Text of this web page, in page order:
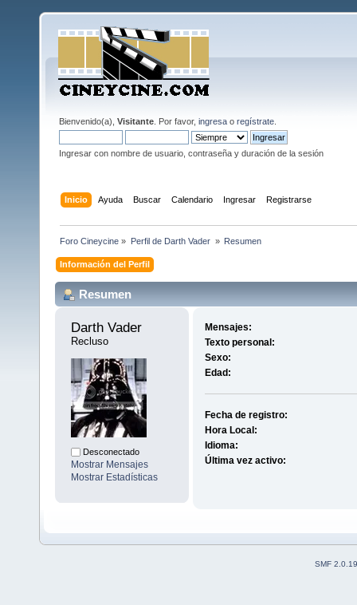
Bienvenido(a), Visitante . Por favor, ingresa o regístrate
Ingresar con nombre de usuario, contraseña y duración de la sesión
Inicio Ayuda Buscar Calendario Ingresar Registrarse
Foro Cineycine » Perfil de Darth Vader » Resumen
Información del Perfil
Resumen
Darth Vader
Recluso
Desconectado
Mostrar Mensajes
Mostrar Estadísticas
Mensajes:
Texto personal:
Sexo:
Edad:
Fecha de registro:
Hora Local:
Idioma:
Última vez activo:
SMF 2.0.19